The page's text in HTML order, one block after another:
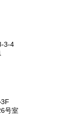
3-4
号室